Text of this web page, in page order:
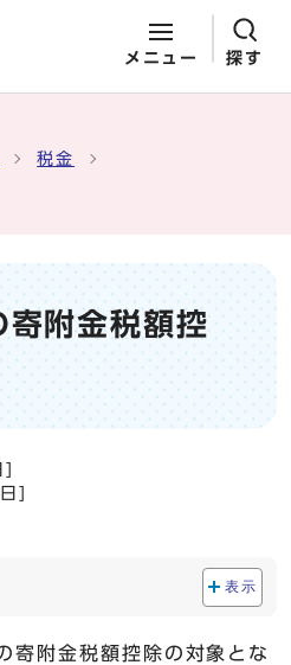
メニュー 探す
税金
寄附金税額控
表示
寄附金税額控除の対象とな